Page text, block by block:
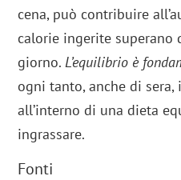
cena, può contribuire
calorie ingerite
giorno.L’equilibrio è
ogni tanto, anche di
all’interno di una dieta
ingrassare.
Fonti